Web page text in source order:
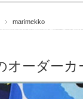
marimekko
オーダーカ